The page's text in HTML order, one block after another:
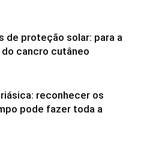
de proteção solar: para a
cancro cutâneo
reconhecer os
pode fazer toda a